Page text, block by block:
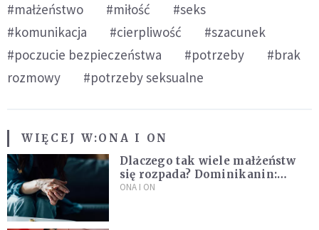
#małżeństwo #miłość
#seks
#komunikacja
#cierpliwość
#szacunek
#poczucie bezpieczeństwa
#potrzeby
#brak
rozmowy
#potrzeby seksualne
WIĘCEJ W:ONA I ON
Dlaczego tak wiele małżeństw
się rozpada? Dominikanin:
Dążymy do dziecięcego
ONA I ON